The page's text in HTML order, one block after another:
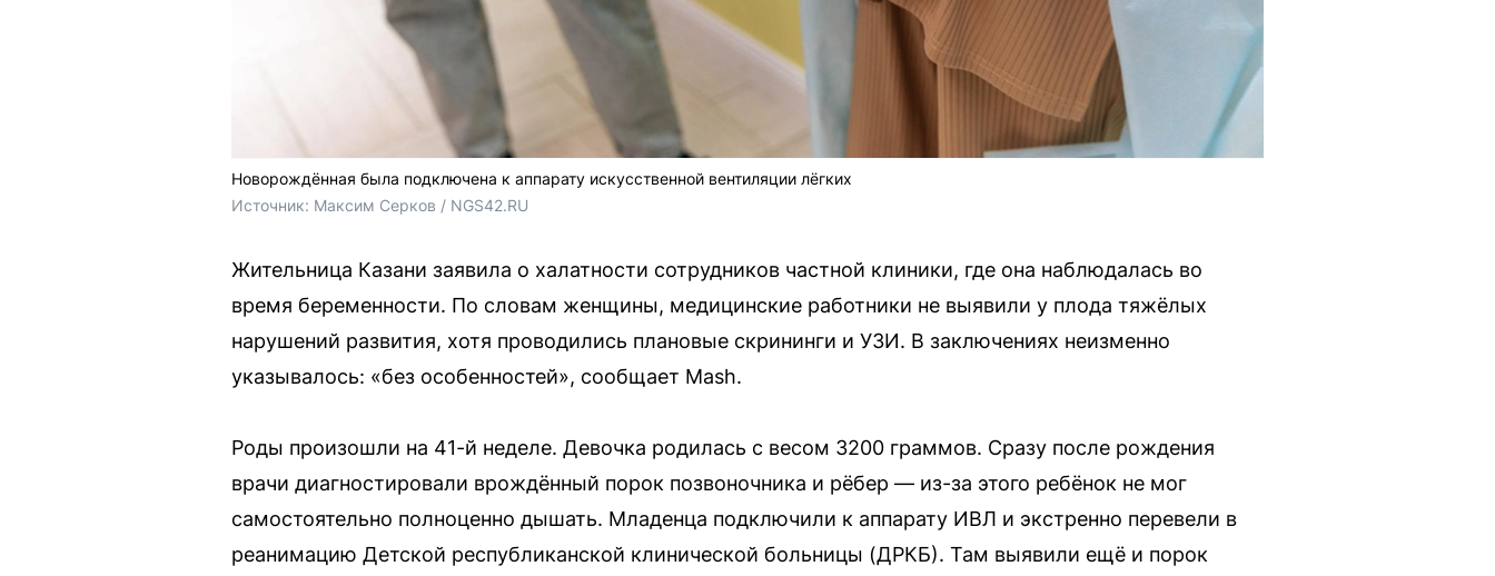
Новорождённая была подключена к аппарату искусственной вентиляции лёгких
Источник: Максим Серков / NGS42.RU
Жительница Казани заявила о халатности сотрудников частной клиники, где она наблюдалась во
время беременности. По словам женщины, медицинские работники не выявили у плода тяжёлых
нарушений развития, хотя проводились плановые скрининги и УЗИ. В заключениях неизменно
указывалось: «без особенностей», сообщает Mash.
Роды произошли на 41-й неделе. Девочка родилась с весом 3200 граммов. Сразу после рождения
врачи диагностировали врождённый порок позвоночника и рёбер — из-за этого ребёнок не мог
самостоятельно полноценно дышать. Младенца подключили к аппарату ИВЛ и экстренно перевели в
реанимацию Детской республиканской клинической больницы (ДРКБ). Там выявили ещё и порок